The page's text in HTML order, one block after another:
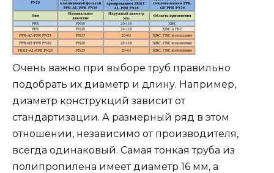
Очень важно при выборе труб правильно
подобрать их диаметр и длину. Например,
диаметр конструкций зависит от
стандартизации. А размерный ряд в этом
отношении, независимо от производителя,
всегда одинаковый. Самая тонкая труба из
полипропилена имеет диаметр 16 мм, а